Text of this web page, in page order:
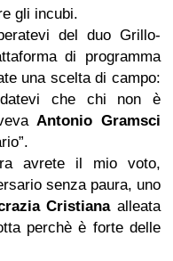
gli incubi.
del duo Grillo-
di programma
una scelta di campo:
che chi non è
Antonio Gramsci
avrete il mio voto,
senza paura, uno
Cristianaalleata
perchè è forte delle